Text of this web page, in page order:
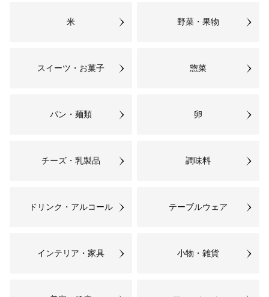
米 野菜・果物
スイーツ・お菓子 惣菜
パン・麺類 卵
チーズ・乳製品 調味料
ドリンク・アルコール テーブルウェア
インテリア・家具 小物・雑貨